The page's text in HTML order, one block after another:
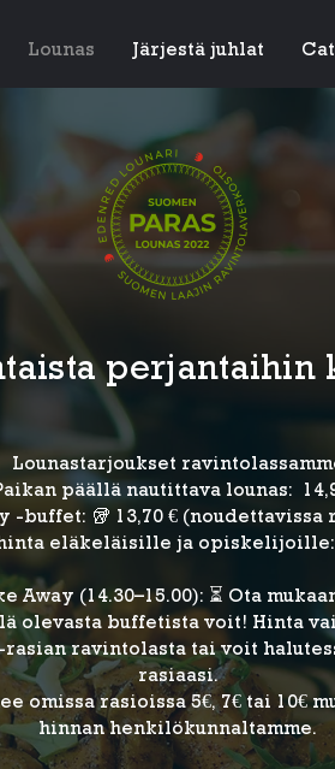
Lounas Järjestä juhlat
perjantaihin
Lounastarjoukset
päällä nautittava lounas:
-buffet: 🥡 13,70 € (noudettavissa
eläkeläisille ja opiskelijoille:
Away (14.30–15.00): ⏳ Ota
olevasta buffetista voit! Hinta
rasian ravintolasta tai voit
rasiaasi.
omissa rasioissa 5€, 7€ tai 10€
hinnan henkilökunnaltamme.